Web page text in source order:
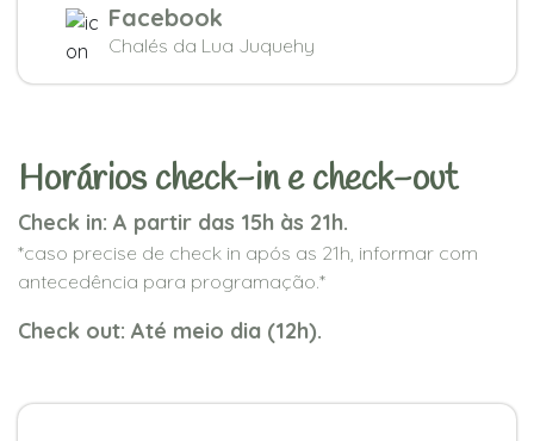
Facebook
Chalés da Lua Juquehy
Horários check-in e check-out
Check in: A partir das 15h às 21h.
*caso precise de check in após as 21h, informar com
antecedência para programação.*
Check out: Até meio dia (12h).